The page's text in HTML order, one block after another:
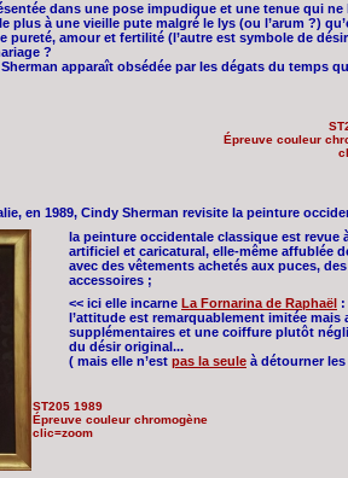
dans une pose impudique et une tenue qui ne
plus à une vieille pute malgré le lys (ou l’arum ?)
pureté, amour et fertilité (l’autre est symbole de désir
?
apparaît obsédée par les dégats du temps
Épreuve couleur
en 1989, Cindy Sherman revisite la peinture
la peinture occidentale classique est revue
artificiel et caricatural, elle-même affublée
avec des vêtements achetés aux puces,
accessoires ;
<< ici elle incarne La Fornarina de Raphaël :
l’attitude est remarquablement imitée mais
supplémentaires et une coiffure plutôt
du désir original...
( mais elle n’est pas la seule à détourner
ST205 1989
Épreuve couleur chromogène
clic=zoom